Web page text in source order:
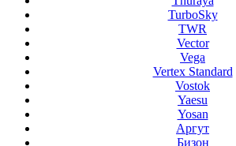
TurboSky
TWR
Vector
Vega
Vertex Standard
Vostok
Yaesu
Yosan
Аргут
Бизон